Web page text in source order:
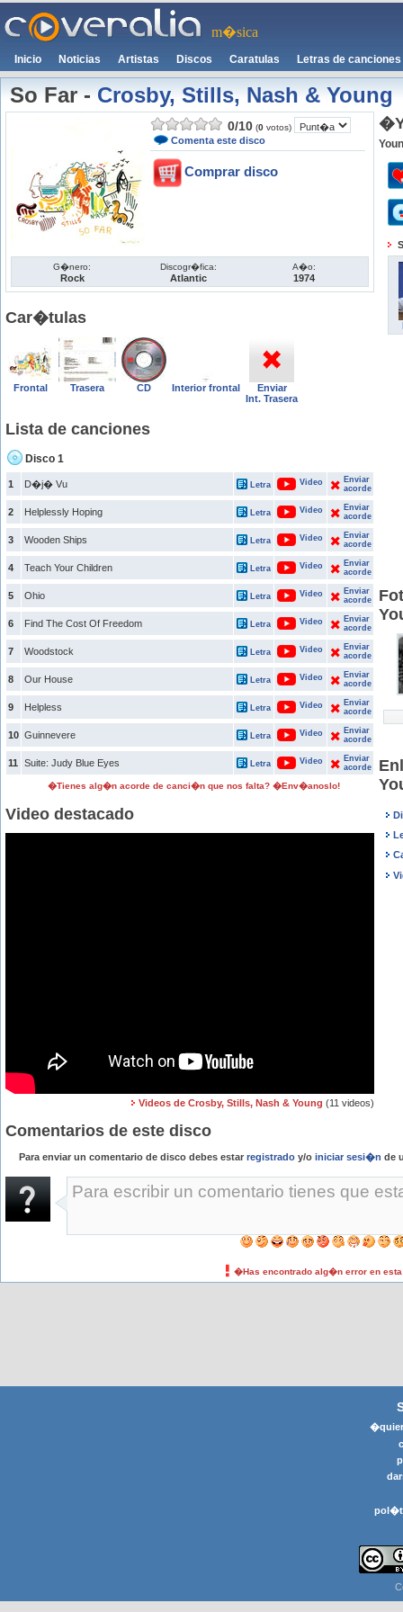
m�sica
Inicio Noticias Artistas Discos Caratulas Letras de canciones
So Far-Crosby, Stills, Nash & Young
0/10 (0 votos)
Comenta este disco
Comprar disco
G�nero:
Rock
Discogr�fica:
Atlantic
A�o:
1974
Car�tulas
Frontal Trasera CD Interior frontal
Enviar
Int. Trasera
Lista de canciones
Disco 1
1 D�j� Vu Letra Video
Enviar
acorde
2 Helplessly Hoping Letra Video
Enviar
acorde
3 Wooden Ships Letra Video
Enviar
acorde
4 Teach Your Children Letra Video
Enviar
acorde
5 Ohio Letra Video
Enviar
acorde
6 Find The Cost Of Freedom Letra Video
Enviar
acorde
7 Woodstock Letra Video
Enviar
acorde
8 Our House Letra Video
Enviar
acorde
9 Helpless Letra Video
Enviar
acorde
10 Guinnevere Letra Video
Enviar
acorde
11 Suite: Judy Blue Eyes Letra Video
Enviar
acorde
�Tienes alg�n acorde de canci�n que nos falta? �Env�anoslo!
Video destacado
Videos de Crosby, Stills, Nash & Young (11 videos)
Comentarios de este disco
Para enviar un comentario de disco debes estar registrado y/o iniciar sesi�n de
�Has encontrado alg�n error en